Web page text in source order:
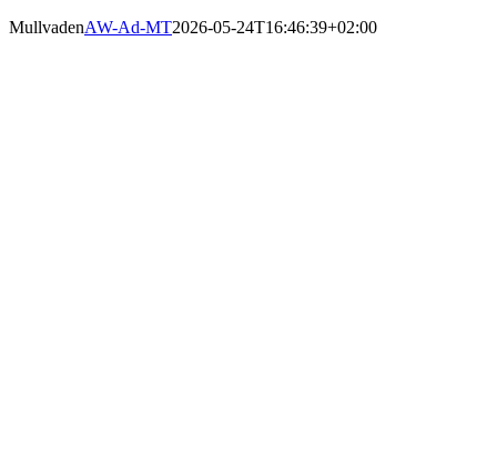
MullvadenAW-Ad-MT2026-05-24T16:46:39+02:00